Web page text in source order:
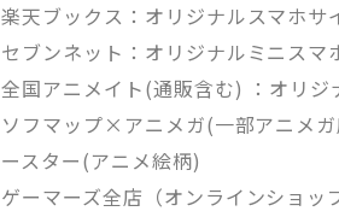
楽天ブックス：オリジナルスマホサ
セブンネット：オリジナルミニスマ
全国アニメイト(通販含む) ：オリ
ソフマップ×アニメガ(一部アニメ
ースター(アニメ絵柄)
ゲーマーズ全店（オンラインショ